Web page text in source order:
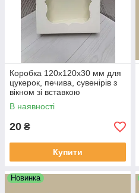
Коробка 120х120х30 мм для
цукерок, печива, сувенірів з
вікном зі вставкою
В наявності
20 ₴
Купити
Новинка